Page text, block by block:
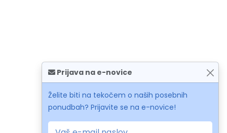
Prijava na e-novice
Želite biti na tekočem o naših posebnih
ponudbah? Prijavite se na e-novice!